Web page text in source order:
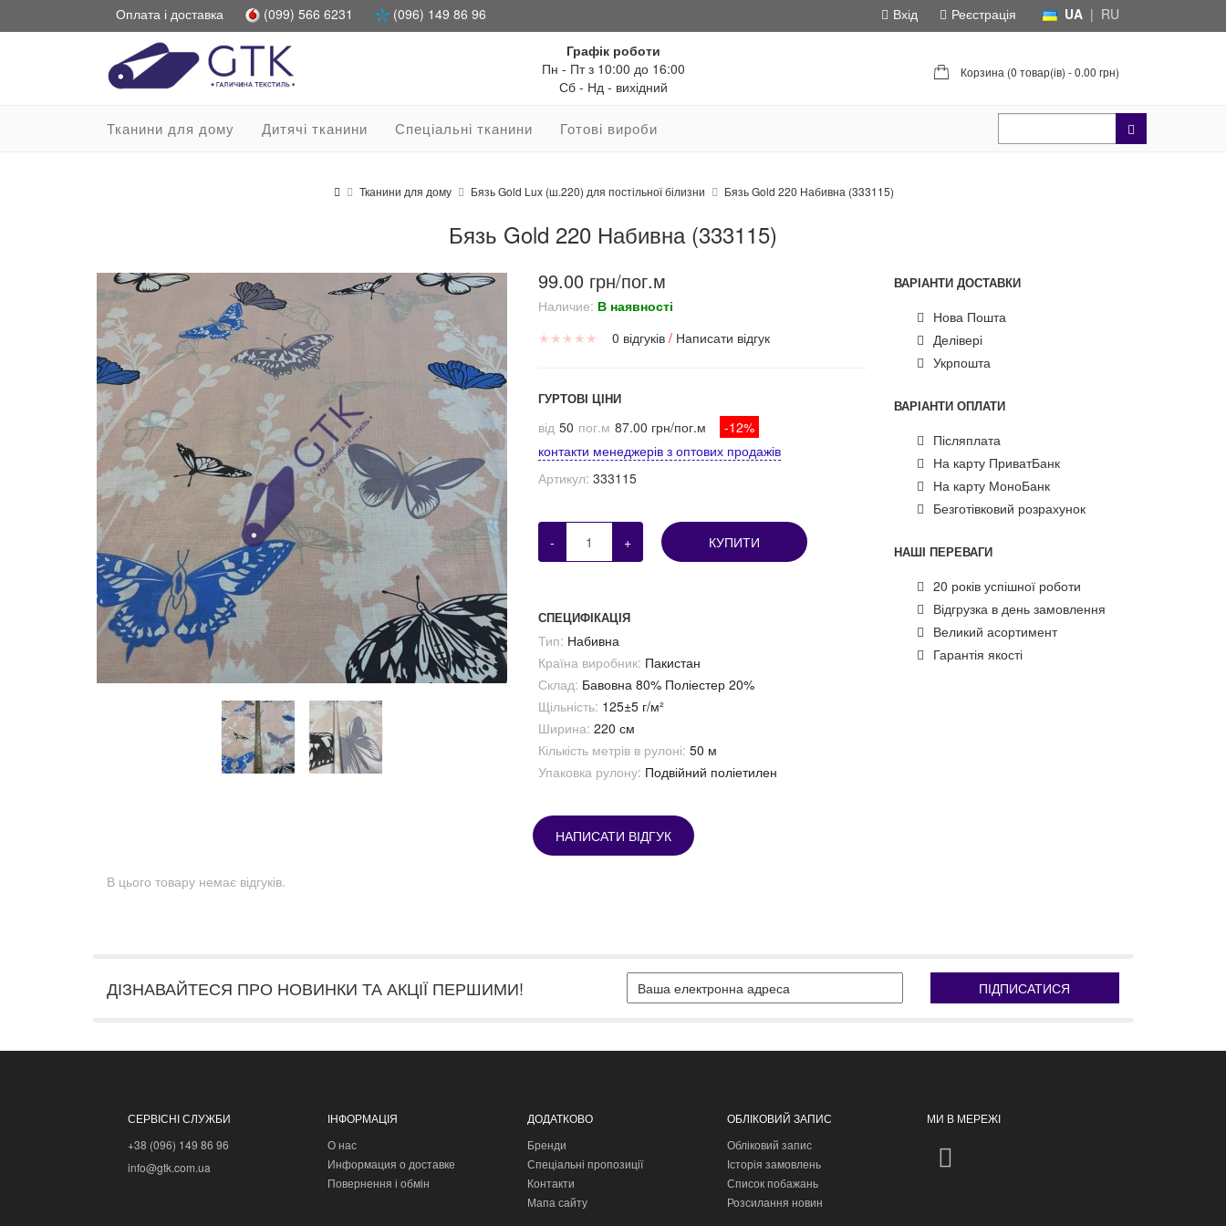
Оплата і доставка (099) 566 6231 (096) 149 86 96 UA | RU
Вхід
Реєстрація
Графік роботи
Пн - Пт з 10:00 до 16:00
Сб - Нд - вихідний
Корзина (0 товар(ів) - 0.00 грн)
Тканини для дому Дитячі тканини Спеціальні тканини Готові вироби
Тканини для дому Бязь Gold Lux (ш.220) для постільної білизни Бязь Gold 220 Набивна (333115)
Бязь Gold 220 Набивна (333115)
99.00 грн/пог.м
Наличие: В наявності
★ ★ ★ ★ ★ 0 відгуків/ Написати відгук
ГУРТОВІ ЦІНИ
від 50 пог.м 87.00 грн/пог.м
-12%
контакти менеджерів з оптових продажів
Артикул: 333115
- + КУПИТИ
СПЕЦИФІКАЦІЯ
Тип: Набивна
Країна виробник: Пакистан
Склад: Бавовна 80% Поліестер 20%
Щільність: 125±5 г/м²
Ширина: 220 см
Кількість метрів в рулоні: 50 м
Упаковка рулону: Подвійний поліетилен
ВАРІАНТИ ДОСТАВКИ
Нова Пошта
Делівері
Укрпошта
ВАРІАНТИ ОПЛАТИ
Післяплата
На карту ПриватБанк
На карту МоноБанк
Безготівковий розрахунок
НАШІ ПЕРЕВАГИ
20 років успішної роботи
Відгрузка в день замовлення
Великий асортимент
Гарантія якості
НАПИСАТИ ВІДГУК
В цього товару немає відгуків.
ДІЗНАВАЙТЕСЯ ПРО НОВИНКИ ТА АКЦІЇ ПЕРШИМИ! ПІДПИСАТИСЯ
СЕРВІСНІ СЛУЖБИ
+38 (096) 149 86 96
info@gtk.com.ua
ІНФОРМАЦІЯ
О нас
Информация о доставке
Повернення і обмін
ДОДАТКОВО
Бренди
Спеціальні пропозиції
Контакти
Мапа сайту
ОБЛІКОВИЙ ЗАПИС
Обліковий запис
Історія замовлень
Список побажань
Розсилання новин
МИ В МЕРЕЖІ